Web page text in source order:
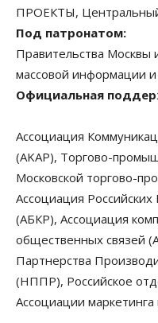
ПРОЕКТЫ,
Под патронатом:
Правительства Москвы
массовой информации
Официальная
Ассоциация
(AKAP), Торгово-
Московской торгово-
Ассоциация
(АБКР), Ассоциация
общественных связей
Партнерства
(НППР), Российское
Ассоциации маркетинга